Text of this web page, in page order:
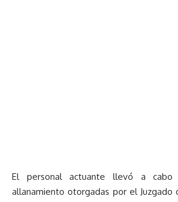
El personal actuante llevó a
allanamiento otorgadas por el Juzgado